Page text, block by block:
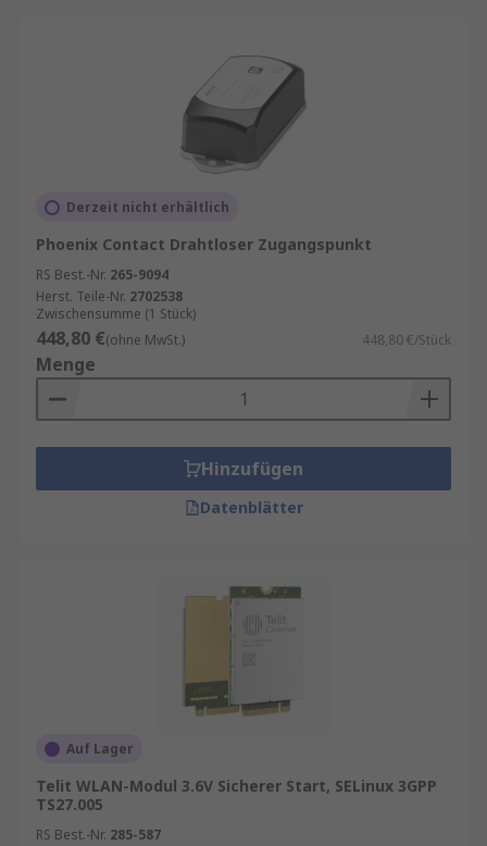
Derzeit nicht erhältlich
Phoenix Contact Drahtloser Zugangspunkt
RS Best.-Nr. 265-9094
Herst. Teile-Nr. 2702538
Zwischensumme (1 Stück)
448,80 €(ohne MwSt.) 448,80 €/Stück
Menge
Hinzufügen
Datenblätter
Auf Lager
Telit WLAN-Modul 3.6V Sicherer Start, SELinux 3GPP
TS27.005
RS Best.-Nr. 285-587